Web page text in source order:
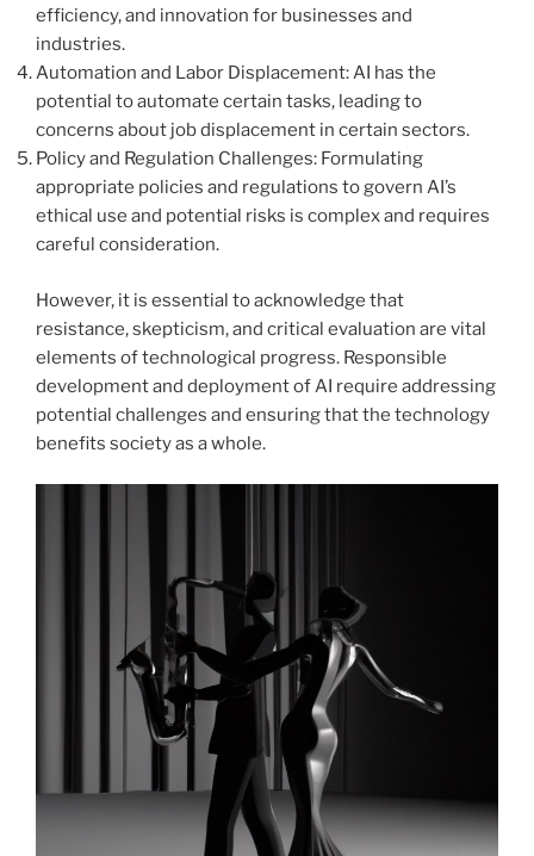
efficiency, and innovation for businesses and
industries.
Automation and Labor Displacement: AI has the
potential to automate certain tasks, leading to
concerns about job displacement in certain sectors.
Policy and Regulation Challenges: Formulating
appropriate policies and regulations to govern AI’s
ethical use and potential risks is complex and requires
careful consideration.
However, it is essential to acknowledge that
resistance, skepticism, and critical evaluation are vital
elements of technological progress. Responsible
development and deployment of AI require addressing
potential challenges and ensuring that the technology
benefits society as a whole.